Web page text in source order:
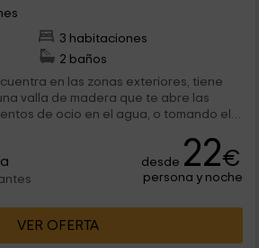
3 habitaciones
2 baños
en las zonas exteriores, tiene
valla de madera que te abre las
de ocio en el agua, o tomando el
desde 22€
persona y noche
VER OFERTA